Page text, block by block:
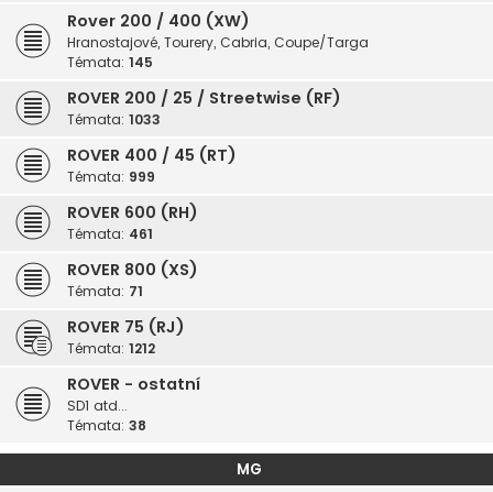
Rover 200 / 400 (XW)
Hranostajové, Tourery, Cabria, Coupe/Targa
Témata: 145
ROVER 200 / 25 / Streetwise (RF)
Témata: 1033
ROVER 400 / 45 (RT)
Témata: 999
ROVER 600 (RH)
Témata: 461
ROVER 800 (XS)
Témata: 71
ROVER 75 (RJ)
Témata: 1212
ROVER - ostatní
SD1 atd...
Témata: 38
MG